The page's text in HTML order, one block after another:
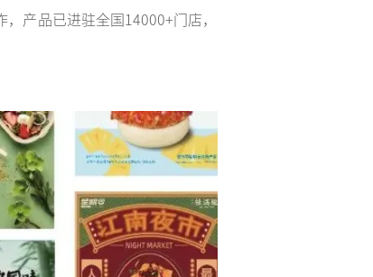
产品已进驻全国14000+门店，